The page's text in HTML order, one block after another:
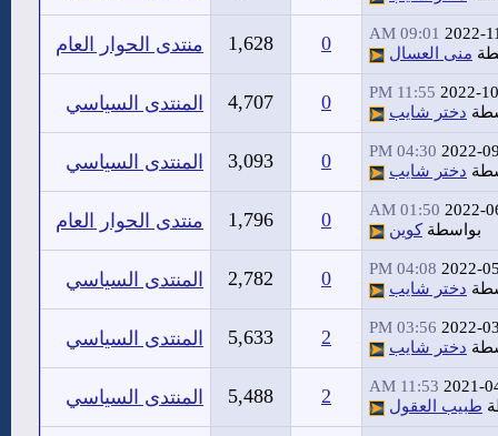
2022-
09:01 AM
منى العسال 0
1,628 منتدى الحوار العام
2022-
11:55 PM
دختر شايب 0
4,707 المنتدى السياسي
2022-
04:30 PM
دختر شايب 0
3,093 المنتدى السياسي
2022-
01:50 AM
بواسطةكوين 0
1,796 منتدى الحوار العام
2022-
04:08 PM
دختر شايب 0
2,782 المنتدى السياسي
2022-
03:56 PM
دختر شايب 2
5,633 المنتدى السياسي
2021-
11:53 AM
طبيب العقول 2
5,488 المنتدى السياسي